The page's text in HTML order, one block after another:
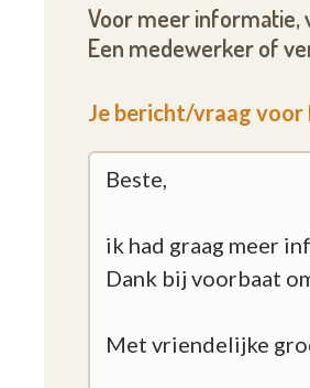
Voor meer informatie,
Een medewerker of
Je bericht/vraag voor